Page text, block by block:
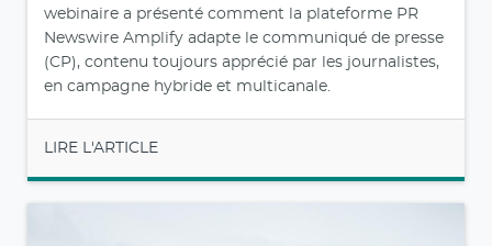
webinaire a présenté comment la plateforme PR
Newswire Amplify adapte le communiqué de presse
(CP), contenu toujours apprécié par les journalistes,
en campagne hybride et multicanale.
LIRE L'ARTICLE